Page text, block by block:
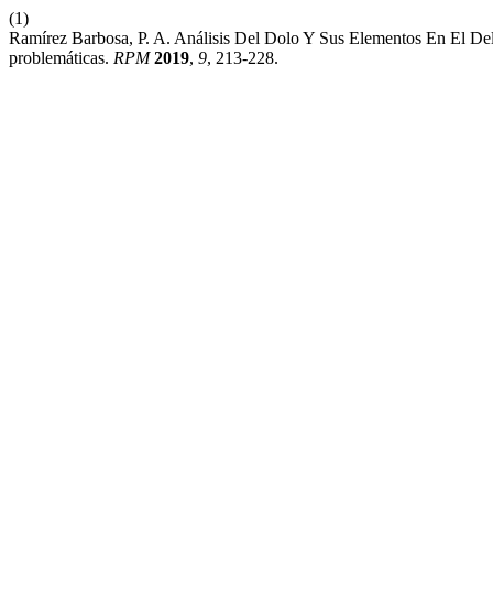
(1)
Ramírez Barbosa, P. A. Análisis Del Dolo Y Sus Elementos En El
problemáticas. RPM 2019, 9, 213-228.